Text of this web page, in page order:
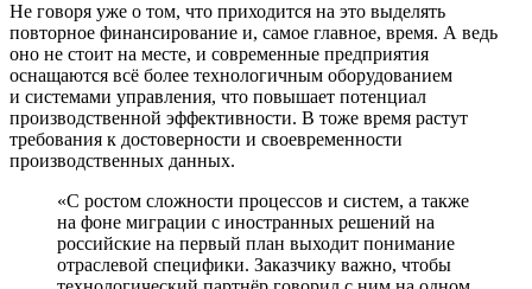
Не говоря уже о том, что приходится на это выделять
повторное финансирование и, самое главное, время. А ведь
оно не стоит на месте, и современные предприятия
оснащаются всё более технологичным оборудованием
и системами управления, что повышает потенциал
производственной эффективности. В тоже время растут
требования к достоверности и своевременности
производственных данных.
«С ростом сложности процессов и систем, а также
на фоне миграции с иностранных решений на
российские на первый план выходит понимание
отраслевой специфики. Заказчику важно, чтобы